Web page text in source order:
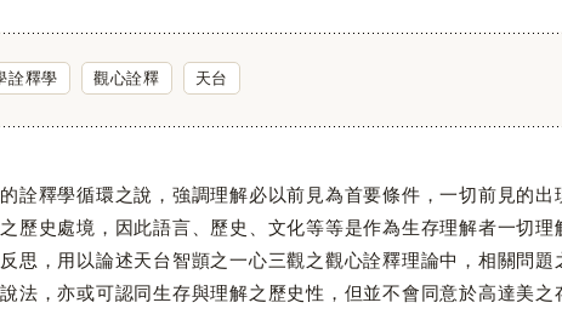
詮釋學 觀心詮釋 天台
釋學循環之說，強調理解必以前見為首要條件，一切前見的出
歷史處境，因此語言、歷史、文化等等是作為生存理解者一切理
思，用以論述天台智顗之一心三觀之觀心詮釋理論中，相關問題
法，亦或可認同生存與理解之歷史性，但並不會同意於高達美之